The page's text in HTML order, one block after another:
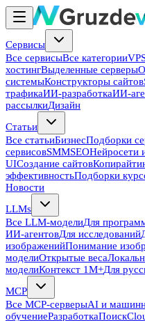
Сервисы
Все сервисыВсе категории
хостингВыделенные серверы
системыКонструкторы сайтов
трафикаИИ-разработкаИИ-
рассылкиДизайн
Статьи
Все статьиБизнесПодборки
сервисовSMMSEOНейросети
UIСоздание сайтов
эффективностьПодборки
Новости
LLMs
Все LLM-моделиДля
ИИ-агентовДля исследований
изображенийПонимание
моделиОткрытые веса
моделиКонтекст 1M+Для
MCP
Все MCP-серверыAI и
обучениеРазработкаПоиск